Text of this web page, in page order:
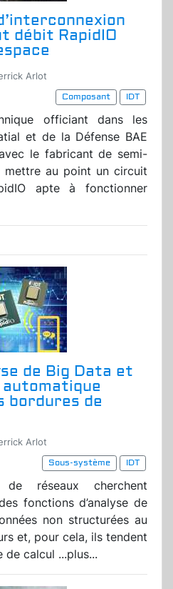
débit RapidIO
Arlot
Composant
IDT
officiant dans les
et de la Défense BAE
le fabricant de semi-
mettre au point un circuit
apte à fonctionner
de Big Data et
automatique
bordures de
Arlot
Sous-système
IDT
réseaux cherchent
fonctions d’analyse de
non structurées au
et, pour cela, ils tendent
de calcul ...plus...